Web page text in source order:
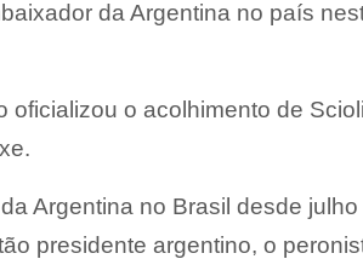
da Argentina no país
oficializou o acolhimento de
Argentina no Brasil desde
presidente argentino, o